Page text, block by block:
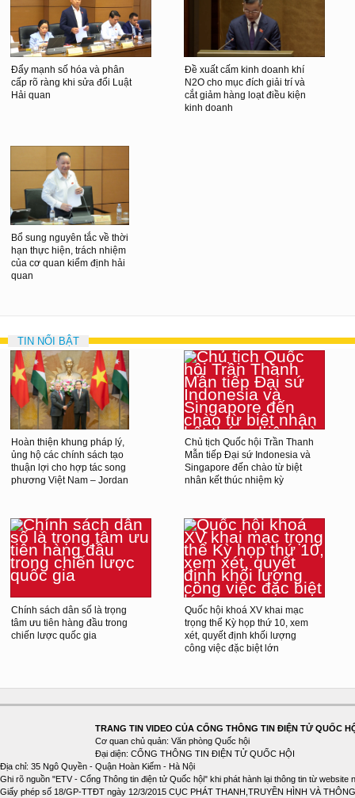
Đẩy mạnh số hóa và phân
cấp rõ ràng khi sửa đổi Luật
Hải quan
Đề xuất cấm kinh doanh khí
N2O cho mục đích giải trí và
cắt giảm hàng loạt điều kiện
kinh doanh
Bổ sung nguyên tắc về thời
hạn thực hiện, trách nhiệm
của cơ quan kiểm định hải
quan
TIN NỔI BẬT
Hoàn thiện khung pháp lý,
ủng hộ các chính sách tạo
thuận lợi cho hợp tác song
phương Việt Nam – Jordan
Chủ tịch Quốc hội Trần Thanh
Mẫn tiếp Đại sứ Indonesia và
Singapore đến chào từ biệt
nhân kết thúc nhiệm kỳ
Chính sách dân số là trọng
tâm ưu tiên hàng đầu trong
chiến lược quốc gia
Quốc hội khoá XV khai mạc
trọng thể Kỳ họp thứ 10, xem
xét, quyết định khối lượng
công việc đặc biệt lớn
TRANG TIN VIDEO CỦA CỔNG THÔNG TIN ĐIỆN TỬ QUỐC
Cơ quan chủ quản: Văn phòng Quốc hội
Đại diện: CỔNG THÔNG TIN ĐIỆN TỬ QUỐC HỘI
Địa chỉ: 35 Ngô Quyền - Quận Hoàn Kiếm - Hà Nội
Ghi rõ nguồn "ETV - Cổng Thông tin điện tử Quốc hội" khi phát hành lại thông tin từ website
Giấy phép số 18/GP-TTĐT ngày 12/3/2015 CỤC PHÁT THANH,TRUYỀN HÌNH VÀ